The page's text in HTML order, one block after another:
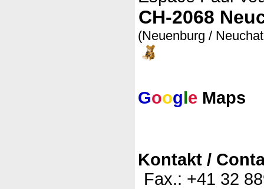
CH-2068
(Neuenburg /
Google Maps
Kontakt /
Fax.: +41 32